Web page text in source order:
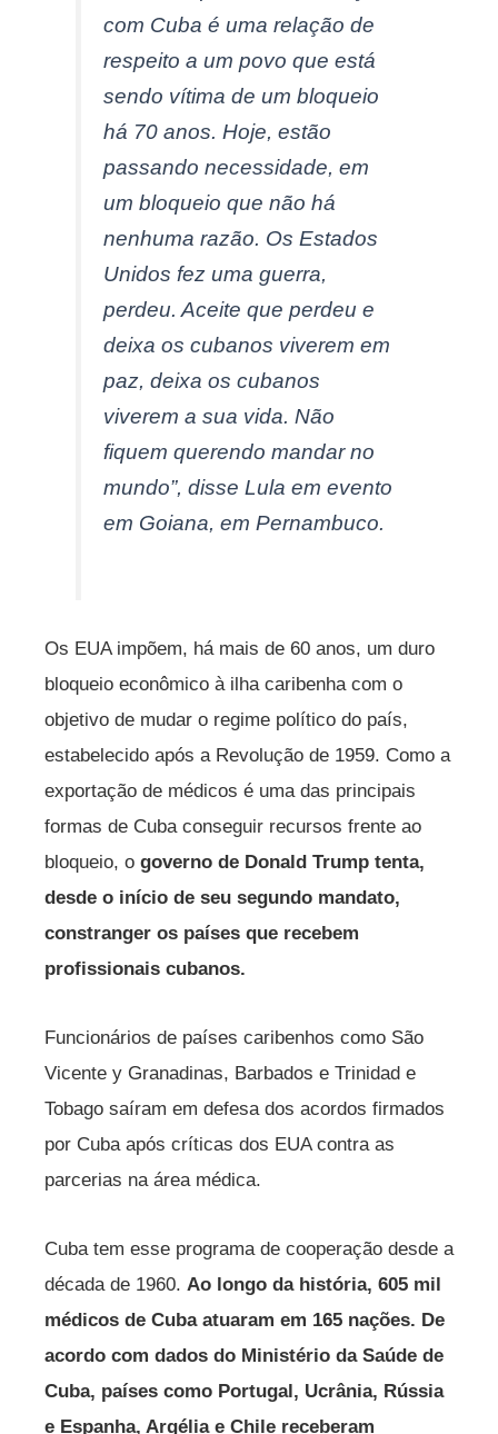
com Cuba é uma relação de
respeito a um povo que está
sendo vítima de um bloqueio
há 70 anos. Hoje, estão
passando necessidade, em
um bloqueio que não há
nenhuma razão. Os Estados
Unidos fez uma guerra,
perdeu. Aceite que perdeu e
deixa os cubanos viverem em
paz, deixa os cubanos
viverem a sua vida. Não
fiquem querendo mandar no
mundo”, disse Lula em evento
em Goiana, em Pernambuco.
Os EUA impõem, há mais de 60 anos, um duro
bloqueio econômico à ilha caribenha com o
objetivo de mudar o regime político do país,
estabelecido após a Revolução de 1959. Como a
exportação de médicos é uma das principais
formas de Cuba conseguir recursos frente ao
bloqueio, o governo de Donald Trump tenta,
desde o início de seu segundo mandato,
constranger os países que recebem
profissionais cubanos.
Funcionários de países caribenhos como São
Vicente y Granadinas, Barbados e Trinidad e
Tobago saíram em defesa dos acordos firmados
por Cuba após críticas dos EUA contra as
parcerias na área médica.
Cuba tem esse programa de cooperação desde a
década de 1960. Ao longo da história, 605 mil
médicos de Cuba atuaram em 165 nações. De
acordo com dados do Ministério da Saúde de
Cuba, países como Portugal, Ucrânia, Rússia
e Espanha, Argélia e Chile receberam